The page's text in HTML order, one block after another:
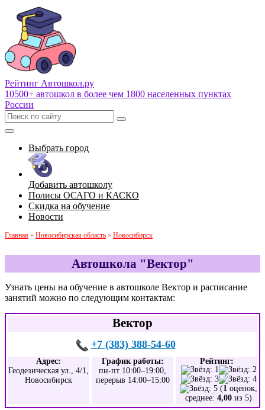
Рейтинг Автошкол.ру
10500+ автошкол в более чем 1800 населенных пунктах
России
Выбрать город
Добавить автошколу
Полисы ОСАГО и КАСКО
Скидка на обучение
Новости
Главная » Новосибирская область » Новосибирск
Автошкола "Вектор"
Узнать цены на обучение в автошколе Вектор и расписание
занятий можно по следующим контактам:
Вектор
+7 (383) 388-54-60
Адрес:
Геодезическая ул., 4/1,
Новосибирск
График работы:
пн-пт 10:00–19:00,
перерыв 14:00–15:00
Рейтинг:
(1 оценок,
среднее: 4,00 из 5)